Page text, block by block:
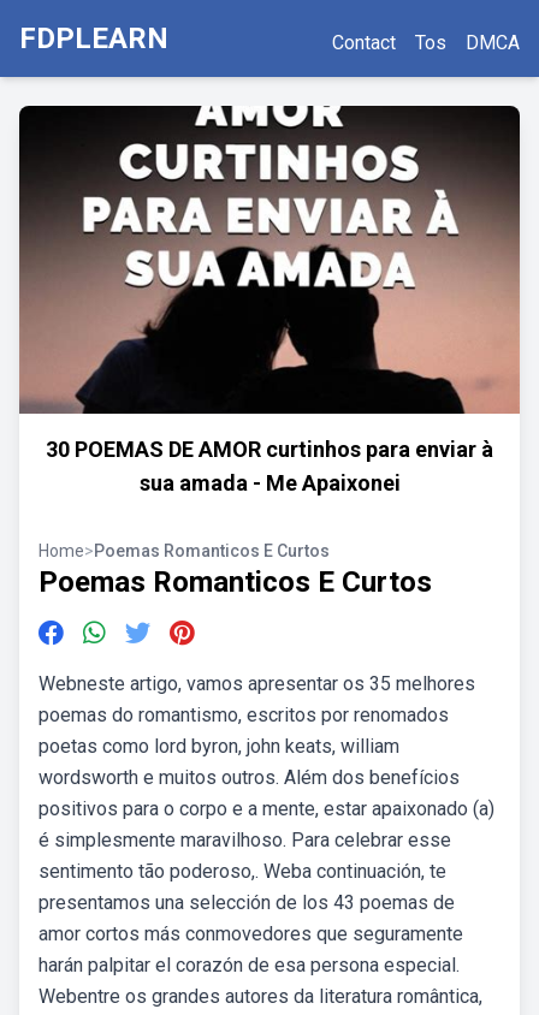
FDPLEARN Contact Tos DMCA
30 POEMAS DE AMOR curtinhos para enviar à
sua amada - Me Apaixonei
Home>Poemas Romanticos E Curtos
Poemas Romanticos E Curtos
Webneste artigo, vamos apresentar os 35 melhores
poemas do romantismo, escritos por renomados
poetas como lord byron, john keats, william
wordsworth e muitos outros. Além dos benefícios
positivos para o corpo e a mente, estar apaixonado (a)
é simplesmente maravilhoso. Para celebrar esse
sentimento tão poderoso,. Weba continuación, te
presentamos una selección de los 43 poemas de
amor cortos más conmovedores que seguramente
harán palpitar el corazón de esa persona especial.
Webentre os grandes autores da literatura romântica,